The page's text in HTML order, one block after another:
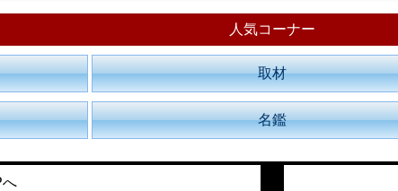
人気コーナー
取材
名鑑